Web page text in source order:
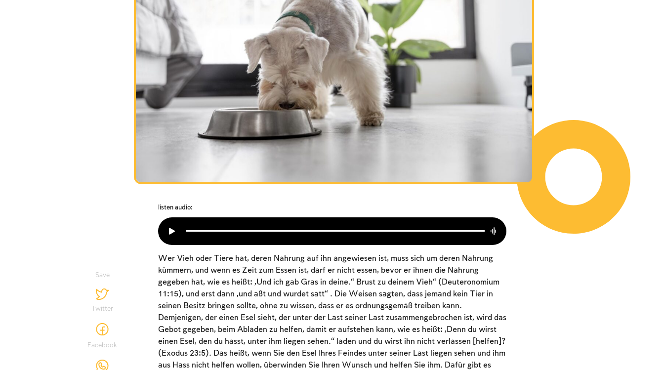
listen audio:
Save
Twitter
Facebook
Wer Vieh oder Tiere hat, deren Nahrung auf ihn angewiesen ist, muss sich um deren Nahrung
kümmern, und wenn es Zeit zum Essen ist, darf er nicht essen, bevor er ihnen die Nahrung
gegeben hat, wie es heißt: „Und ich gab Gras in deine.“ Brust zu deinem Vieh“ (Deuteronomium
11:15), und erst dann „und aßt und wurdet satt“ . Die Weisen sagten, dass jemand kein Tier in
seinen Besitz bringen sollte, ohne zu wissen, dass er es ordnungsgemäß treiben kann.
Demjenigen, der einen Esel sieht, der unter der Last seiner Last zusammengebrochen ist, wird das
Gebot gegeben, beim Abladen zu helfen, damit er aufstehen kann, wie es heißt: „Denn du wirst
einen Esel, den du hasst, unter ihm liegen sehen.“ laden und du wirst ihn nicht verlassen [helfen]?
(Exodus 23:5). Das heißt, wenn Sie den Esel Ihres Feindes unter seiner Last liegen sehen und ihm
aus Hass nicht helfen wollen, überwinden Sie Ihren Wunsch und helfen Sie ihm. Dafür gibt es